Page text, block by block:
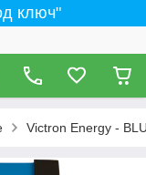
ключ"
Victron Energy -